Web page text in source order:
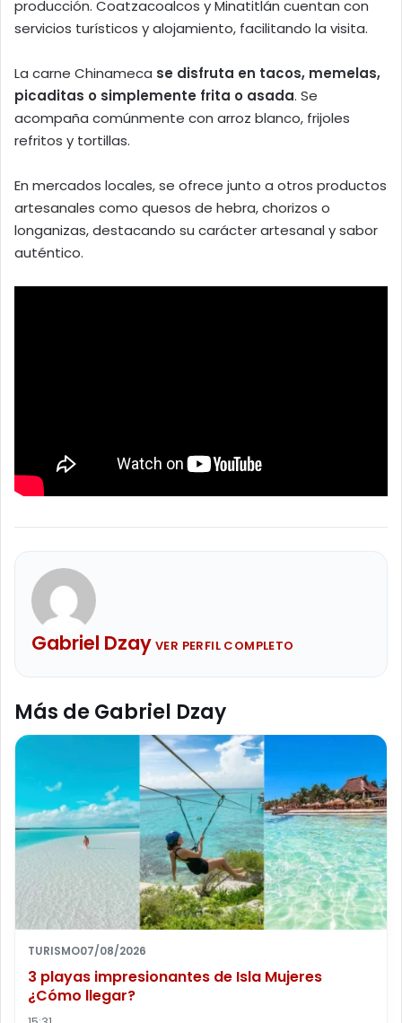
producción. Coatzacoalcos y Minatitlán cuentan con
servicios turísticos y alojamiento, facilitando la visita.
La carne Chinameca se disfruta en tacos, memelas,
picaditas o simplemente frita o asada. Se
acompaña comúnmente con arroz blanco, frijoles
refritos y tortillas.
En mercados locales, se ofrece junto a otros productos
artesanales como quesos de hebra, chorizos o
longanizas, destacando su carácter artesanal y sabor
auténtico.
Gabriel Dzay VER PERFIL COMPLETO
Más de Gabriel Dzay
TURISMO07/08/2026
3 playas impresionantes de Isla Mujeres
¿Cómo llegar?